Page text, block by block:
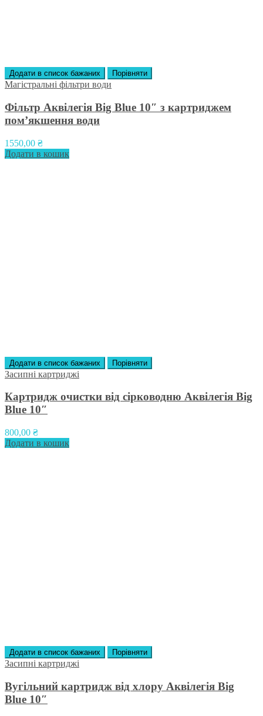
Додати в список бажаних Порівняти
Магістральні фільтри води
Фільтр Аквілегія Big Blue 10″ з картриджем
пом’якшення води
1550,00 ₴
Додати в кошик
Додати в список бажаних Порівняти
Засипні картриджі
Картридж очистки від сірководню Аквілегія Big
Blue 10″
800,00 ₴
Додати в кошик
Додати в список бажаних Порівняти
Засипні картриджі
Вугільний картридж від хлору Аквілегія Вig
Вlue 10″